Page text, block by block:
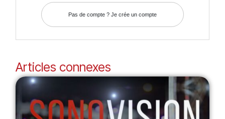
Pas de compte ? Je crée un compte
Articles connexes